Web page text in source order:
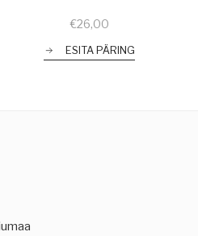
€26,00
ESITA PÄRING